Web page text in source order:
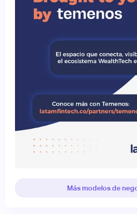
Más modelos de